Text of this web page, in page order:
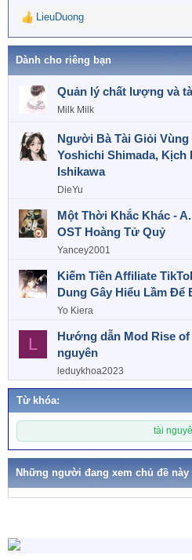
R
e
c
t
n
s
:
LieuDuong
Dành cho riêng bạn
Quản lý chất lượng và
Milk Milk
Người Bà Tài Giỏi Vùng
Yoshichi Shimada, Kịch
Ishikawa
DieYu
Một Thời Khắc Khác -
OST Hoàng Tử Quỷ
Yancey2001
Kiếm Tiền Affiliate
Dung Gây Hiểu Lầm Để
Yo Kiera
L
Hướng dẫn Mod Rise
nguyên
leduykhoa2023
Từ khóa:
k
ó
a
tài
Những người đang xem chủ đề này